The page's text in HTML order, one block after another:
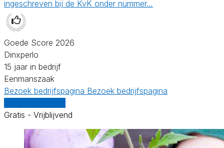
ingeschreven bij de KvK onder nummer…
Goede Score 2026
Dinxperlo
15 jaar in bedrijf
Eenmanszaak
Bezoek bedrijfspagina Bezoek bedrijfspagina
Gratis - Vrijblijvend